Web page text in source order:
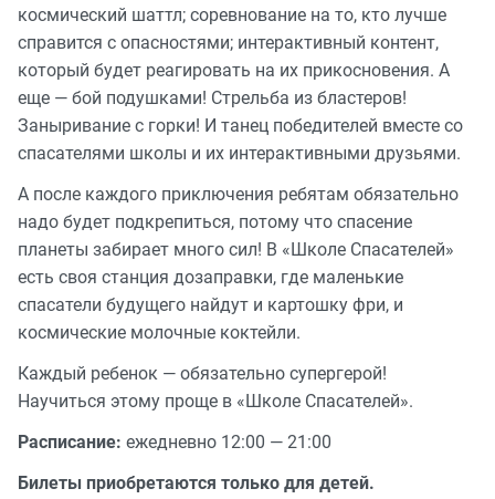
космический шаттл; соревнование на то, кто лучше
справится с опасностями; интерактивный контент,
который будет реагировать на их прикосновения. А
еще — бой подушками! Стрельба из бластеров!
Заныривание с горки! И танец победителей вместе со
спасателями школы и их интерактивными друзьями.
А после каждого приключения ребятам обязательно
надо будет подкрепиться, потому что спасение
планеты забирает много сил! В «Школе Спасателей»
есть своя станция дозаправки, где маленькие
спасатели будущего найдут и картошку фри, и
космические молочные коктейли.
Каждый ребенок — обязательно супергерой!
Научиться этому проще в «Школе Спасателей».
Расписание: ежедневно 12:00 — 21:00
Билеты приобретаются только для детей.